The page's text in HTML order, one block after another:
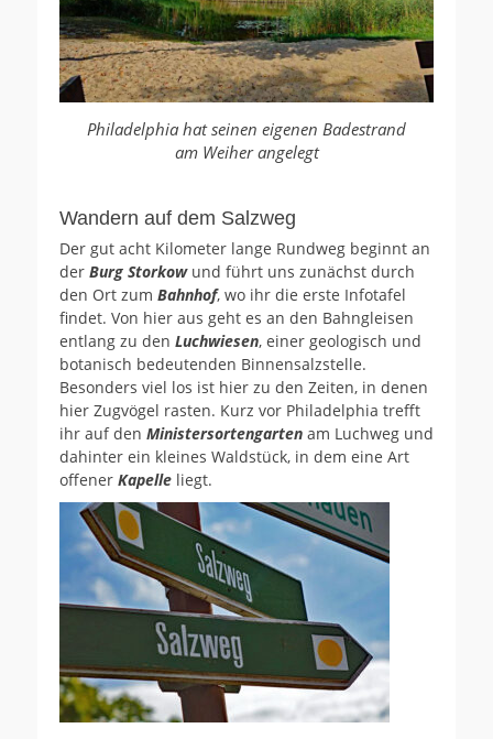
Philadelphia hat seinen eigenen Badestrand
am Weiher angelegt
Wandern auf dem Salzweg
Der gut acht Kilometer lange Rundweg beginnt an
der Burg Storkowund führt uns zunächst durch
den Ort zum Bahnhof, wo ihr die erste Infotafel
findet. Von hier aus geht es an den Bahngleisen
entlang zu den Luchwiesen, einer geologisch und
botanisch bedeutenden Binnensalzstelle.
Besonders viel los ist hier zu den Zeiten, in denen
hier Zugvögel rasten. Kurz vor Philadelphia trefft
ihr auf den Ministersortengarten am Luchweg und
dahinter ein kleines Waldstück, in dem eine Art
offener Kapelle liegt.